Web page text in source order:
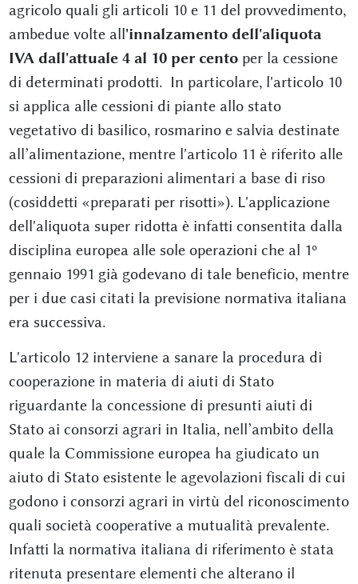
agricolo quali gli articoli 10 e 11 del provvedimento,
ambedue volte all'innalzamento dell'aliquota
IVA dall'attuale 4 al 10 per centoper la cessione
di determinati prodotti. In particolare, l'articolo 10
si applica alle cessioni di piante allo stato
vegetativo di basilico, rosmarino e salvia destinate
all’alimentazione, mentre l'articolo 11 è riferito alle
cessioni di preparazioni alimentari a base di riso
(cosiddetti «preparati per risotti»). L'applicazione
dell'aliquota super ridotta è infatti consentita dalla
disciplina europea alle sole operazioni che al 1º
gennaio 1991 già godevano di tale beneficio, mentre
per i due casi citati la previsione normativa italiana
era successiva.
L'articolo 12 interviene a sanare la procedura di
cooperazione in materia di aiuti di Stato
riguardante la concessione di presunti aiuti di
Stato ai consorzi agrari in Italia, nell’ambito della
quale la Commissione europea ha giudicato un
aiuto di Stato esistente le agevolazioni fiscali di cui
godono i consorzi agrari in virtù del riconoscimento
quali società cooperative a mutualità prevalente.
Infatti la normativa italiana di riferimento è stata
ritenuta presentare elementi che alterano il